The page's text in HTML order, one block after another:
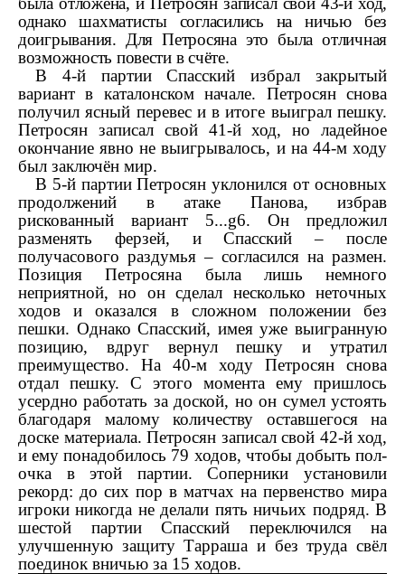
однако шахматисты согласились на ничью без
доигрывания. Для Петросяна это была отличная
возможность повести в счёте.
В 4-й партии Спасский избрал закрытый
вариант в каталонском начале. Петросян снова
получил ясный перевес и в итоге выиграл пешку.
Петросян записал свой 41-й ход, но ладейное
окончание явно не выигрывалось, и на 44-м ходу
был заключён мир.
В 5-й партии Петросян уклонился от основных
продолжений в атаке Панова, избрав
рискованный вариант 5...g6. Он предложил
разменять ферзей, и Спасский – после
получасового раздумья – согласился на размен.
Позиция Петросяна была лишь немного
неприятной, но он сделал несколько неточных
ходов и оказался в сложном положении без
пешки. Однако Спасский, имея уже выигранную
позицию, вдруг вернул пешку и утратил
преимущество. На 40-м ходу Петросян снова
отдал пешку. С этого момента ему пришлось
усердно работать за доской, но он сумел устоять
благодаря малому количеству оставшегося на
доске материала. Петросян записал свой 42-й ход,
и ему понадобилось 79 ходов, чтобы добыть пол-
очка в этой партии. Соперники установили
рекорд: до сих пор в матчах на первенство мира
игроки никогда не делали пять ничьих подряд. В
шестой партии Спасский переключился на
улучшенную защиту Тарраша и без труда свёл
поединок вничью за 15 ходов.